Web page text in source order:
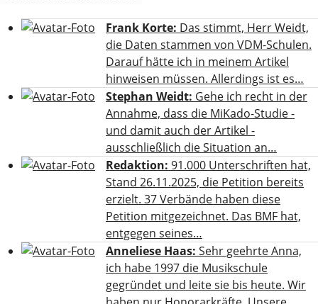
Frank Korte: Das stimmt, Herr Weidt,
die Daten stammen von VDM-Schulen.
Darauf hätte ich in meinem Artikel
hinweisen müssen. Allerdings ist es…
Stephan Weidt: Gehe ich recht in der
Annahme, dass die MiKado-Studie -
und damit auch der Artikel -
ausschließlich die Situation an…
Redaktion: 91.000 Unterschriften hat,
Stand 26.11.2025, die Petition bereits
erzielt. 37 Verbände haben diese
Petition mitgezeichnet. Das BMF hat,
entgegen seines…
Anneliese Haas: Sehr geehrte Anna,
ich habe 1997 die Musikschule
gegründet und leite sie bis heute. Wir